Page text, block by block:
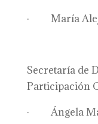
· María
Secretaría de
Participación
· Ángela